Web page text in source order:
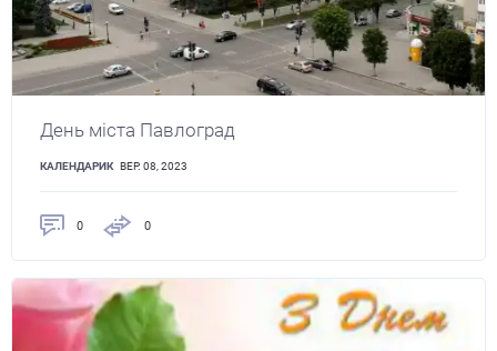
День міста Павлоград
КАЛЕНДАРИК ВЕР. 08, 2023
0 0